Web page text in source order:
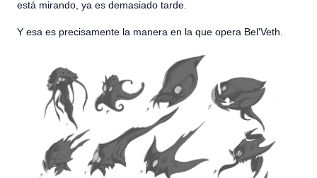
está mirando, ya es demasiado tarde.
Y esa es precisamente la manera en la que opera Bel'Veth.